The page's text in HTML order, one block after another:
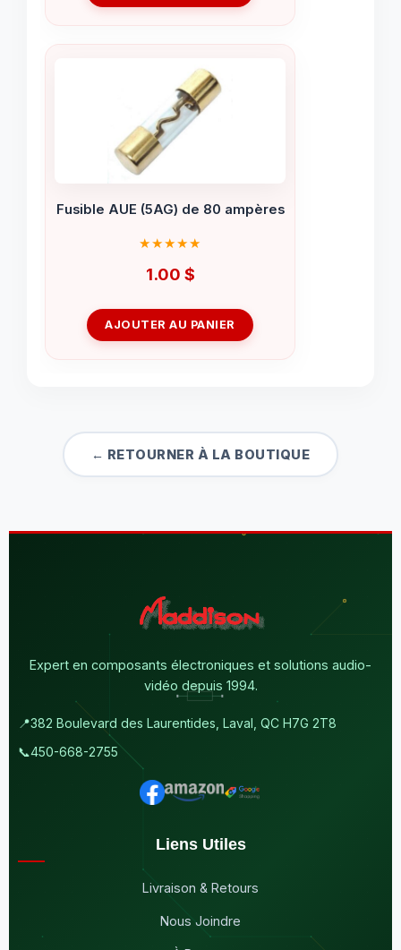
Fusible AUE (5AG) de 80 ampères
1.00 $
AJOUTER AU PANIER
← RETOURNER À LA BOUTIQUE
Expert en composants électroniques et solutions audio-
vidéo depuis 1994.
📍382 Boulevard des Laurentides, Laval, QC H7G 2T8
📞450-668-2755
Liens Utiles
Livraison & Retours
Nous Joindre